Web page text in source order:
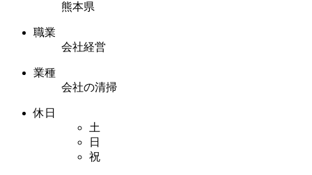
熊本県
職業
会社経営
業種
会社の清掃
休日
土
日
祝